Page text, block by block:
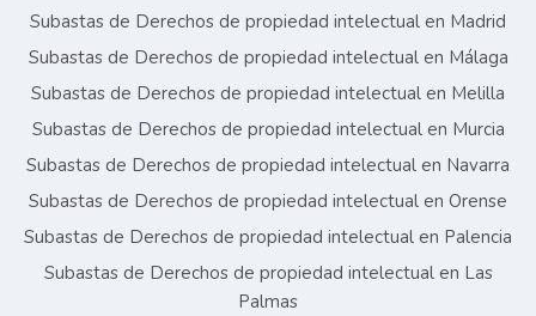
Subastas de Derechos de propiedad intelectual en Madrid
Subastas de Derechos de propiedad intelectual en Málaga
Subastas de Derechos de propiedad intelectual en Melilla
Subastas de Derechos de propiedad intelectual en Murcia
Subastas de Derechos de propiedad intelectual en Navarra
Subastas de Derechos de propiedad intelectual en Orense
Subastas de Derechos de propiedad intelectual en Palencia
Subastas de Derechos de propiedad intelectual en Las
Palmas